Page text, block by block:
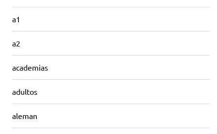
a1
a2
academias
adultos
aleman